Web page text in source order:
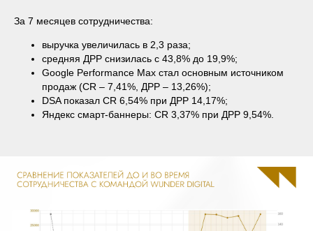
За 7 месяцев сотрудничества:
выручка увеличилась в 2,3 раза;
средняя ДРР снизилась с 43,8% до 19,9%;
Google Performance Max стал основным источником
продаж (CR – 7,41%, ДРР – 13,26%);
DSA показал CR 6,54% при ДРР 14,17%;
Яндекс смарт-баннеры: CR 3,37% при ДРР 9,54%.